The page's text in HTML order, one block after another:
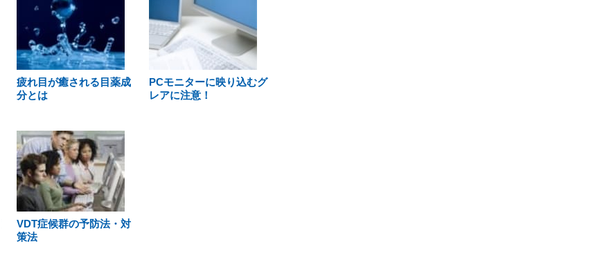
疲れ目が癒される目薬成
分とは
PCモニターに映り込むグ
レアに注意！
VDT症候群の予防法・対
策法